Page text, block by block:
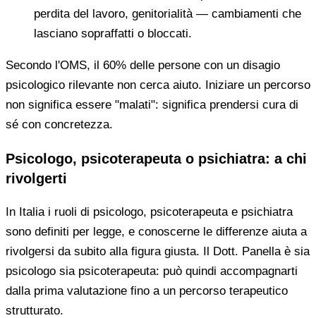
perdita del lavoro, genitorialità — cambiamenti che
lasciano sopraffatti o bloccati.
Secondo l'OMS, il 60% delle persone con un disagio
psicologico rilevante non cerca aiuto. Iniziare un percorso
non significa essere "malati": significa prendersi cura di
sé con concretezza.
Psicologo, psicoterapeuta o psichiatra: a chi
rivolgerti
In Italia i ruoli di psicologo, psicoterapeuta e psichiatra
sono definiti per legge, e conoscerne le differenze aiuta a
rivolgersi da subito alla figura giusta. Il Dott. Panella è sia
psicologo sia psicoterapeuta: può quindi accompagnarti
dalla prima valutazione fino a un percorso terapeutico
strutturato.